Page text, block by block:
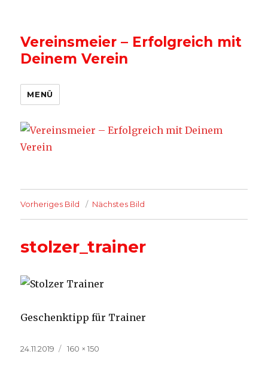
Vereinsmeier – Erfolgreich mit
Deinem Verein
MENÜ
Vorheriges Bild Nächstes Bild
stolzer_trainer
Geschenktipp für Trainer
Veröffentlicht
24.11.2019
Volle
160 × 150